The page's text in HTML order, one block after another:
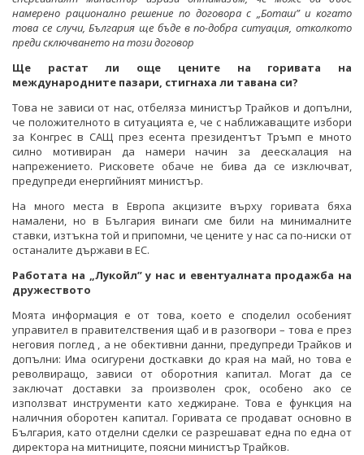
намерено рационално решение по договора с „Боташ” и когато
това се случи, България ще бъде в по-добра ситуация, отколкото
преди сключването на този договор
Ще растат ли още цените на горивата на
международните пазари, стигнаха ли тавана си?
Това не зависи от нас, отбеляза министър Трайков и допълни,
че положителното в ситуацията е, че с наближаващите избори
за Конгрес в САЩ през есента президентът Тръмп е мното
силно мотивиран да намери начин за деескалация на
напрежението. Рисковете обаче не бива да се изключват,
предупреди енергийният министър.
На много места в Европа акцизите върху горивата бяха
намалени, но в България винаги сме били на минималните
ставки, изтъкна той и припомни, че цените у нас са по-ниски от
останалите държави в ЕС.
Работата на „Лукойл” у нас и евентуалната продажба на
дружеството
Моята информация е от това, което е споделил особеният
управител в правителствения щаб и в разогвори – това е през
неговия поглед , а не обективни данни, предупреди Трайков и
допълни: Има осигурени досткавки до края на май, но това е
револвиращо, зависи от оборотния капитал. Могат да се
заключат доставки за произволен срок, особено ако се
използват инструменти като хеджиране. Това е функция на
наличния оборотен капитал. Горивата се продават основно в
България, като отделни сделки се разрешават една по една от
директора на митниците, поясни министър Трайков.